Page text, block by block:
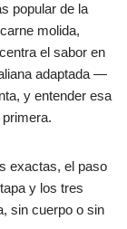
popular de la
molida,
el sabor en
adaptada —
y entender esa
exactas, el paso
y los tres
sin cuerpo o sin